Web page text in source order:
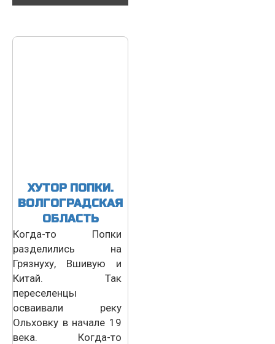
ХУТОР ПОПКИ.
ВОЛГОГРАДСКАЯ
ОБЛАСТЬ
Когда-то Попки
разделились на
Грязнуху, Вшивую и
Китай. Так
переселенцы
осваивали реку
Ольховку в начале 19
века. Когда-то